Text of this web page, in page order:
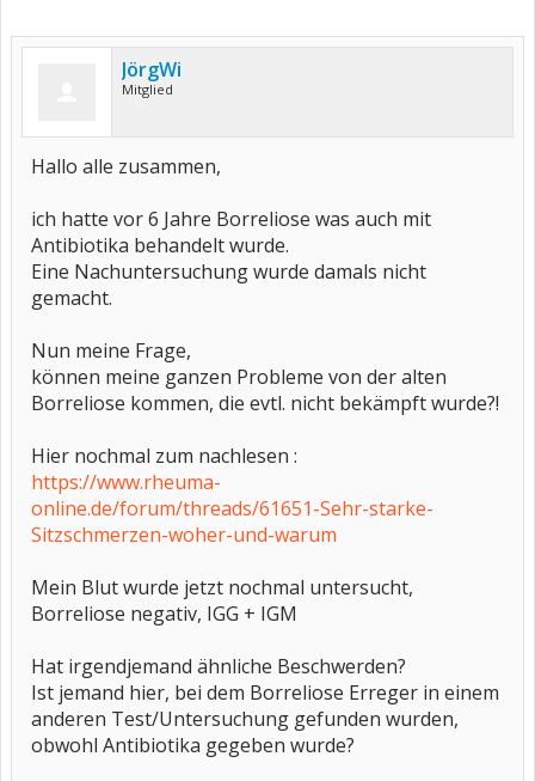
JörgWi
Mitglied
Hallo alle zusammen,
ich hatte vor 6 Jahre Borreliose was auch mit
Antibiotika behandelt wurde.
Eine Nachuntersuchung wurde damals nicht
gemacht.
Nun meine Frage,
können meine ganzen Probleme von der alten
Borreliose kommen, die evtl. nicht bekämpft wurde?!
Hier nochmal zum nachlesen :
https://www.rheuma-
online.de/forum/threads/61651-Sehr-starke-
Sitzschmerzen-woher-und-warum
Mein Blut wurde jetzt nochmal untersucht,
Borreliose negativ, IGG + IGM
Hat irgendjemand ähnliche Beschwerden?
Ist jemand hier, bei dem Borreliose Erreger in einem
anderen Test/Untersuchung gefunden wurden,
obwohl Antibiotika gegeben wurde?